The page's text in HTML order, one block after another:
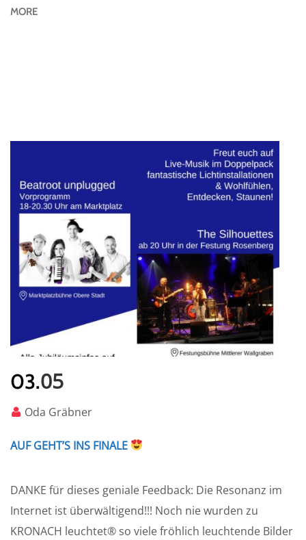
MORE
03.05
Oda Gräbner
AUF GEHT’S INS FINALE
DANKE für dieses geniale Feedback: Die Resonanz im
Internet ist überwältigend!!! Noch nie wurden zu
KRONACH leuchtet® so viele fröhlich leuchtende Bilder